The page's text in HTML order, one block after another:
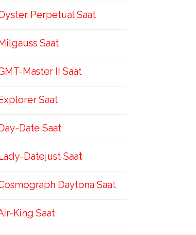
Perpetual Saat
Saat
Master II Saat
Saat
Date Saat
Datejust Saat
Daytona Saat
King Saat